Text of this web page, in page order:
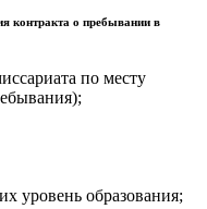
контракта о пребывании в
по месту
уровень образования;